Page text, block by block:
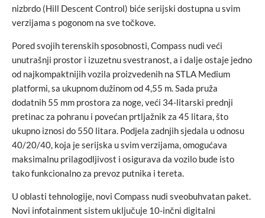
nizbrdo (Hill Descent Control) biće serijski dostupna u svim
verzijama s pogonom na sve točkove.
Pored svojih terenskih sposobnosti, Compass nudi veći
unutrašnji prostor i izuzetnu svestranost, a i dalje ostaje jedno
od najkompaktnijih vozila proizvedenih na STLA Medium
platformi, sa ukupnom dužinom od 4,55 m. Sada pruža
dodatnih 55 mm prostora za noge, veći 34-litarski prednji
pretinac za pohranu i povećan prtljažnik za 45 litara, što
ukupno iznosi do 550 litara. Podjela zadnjih sjedala u odnosu
40/20/40, koja je serijska u svim verzijama, omogućava
maksimalnu prilagodljivost i osigurava da vozilo bude isto
tako funkcionalno za prevoz putnika i tereta.
U oblasti tehnologije, novi Compass nudi sveobuhvatan paket.
Novi infotainment sistem uključuje 10-inčni digitalni